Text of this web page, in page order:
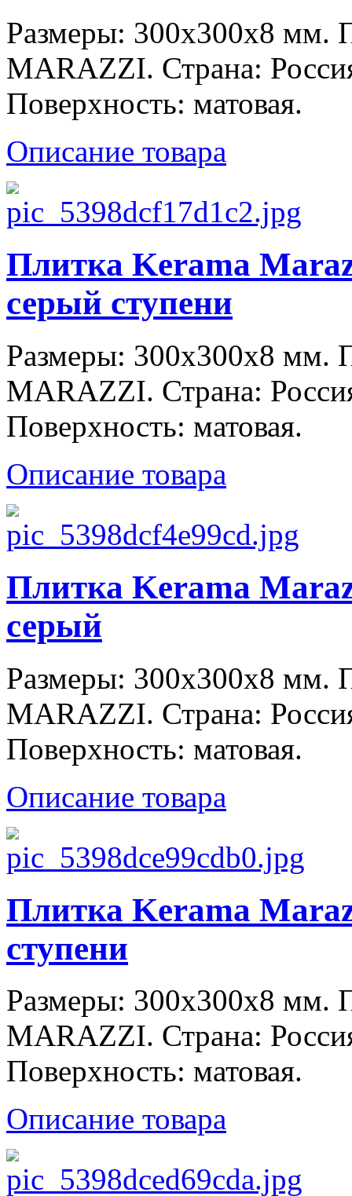
Размеры: 300x300x8 мм.
MARAZZI. Страна:
Поверхность: матовая.
Описание товара
Плитка Kerama
серый ступени
Размеры: 300x300x8 мм.
MARAZZI. Страна:
Поверхность: матовая.
Описание товара
Плитка Kerama
серый
Размеры: 300x300x8 мм.
MARAZZI. Страна:
Поверхность: матовая.
Описание товара
Плитка Kerama
ступени
Размеры: 300x300x8 мм.
MARAZZI. Страна:
Поверхность: матовая.
Описание товара